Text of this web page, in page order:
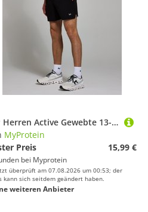
MP Herren Active Gewebte 13-cm-Shorts – Schwarz - XL
MyProtein
Preis
15,99 €
bei Myprotein
überprüft am 07.08.2026 um 00:53; der
kann sich seitdem geändert haben.
weiteren Anbieter